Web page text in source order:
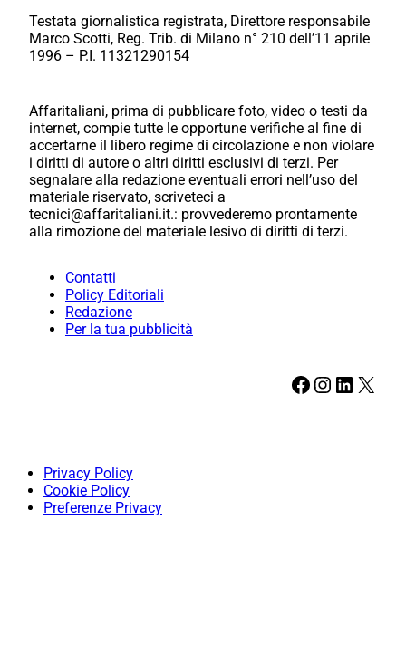
Testata giornalistica registrata, Direttore responsabile
Marco Scotti, Reg. Trib. di Milano n° 210 dell’11 aprile
1996 – P.I. 11321290154
Affaritaliani, prima di pubblicare foto, video o testi da
internet, compie tutte le opportune verifiche al fine di
accertarne il libero regime di circolazione e non violare
i diritti di autore o altri diritti esclusivi di terzi. Per
segnalare alla redazione eventuali errori nell’uso del
materiale riservato, scriveteci a
tecnici@affaritaliani.it.: provvederemo prontamente
alla rimozione del materiale lesivo di diritti di terzi.
Contatti
Policy Editoriali
Redazione
Per la tua pubblicità
Facebook Instagram LinkedIn X
Privacy Policy
Cookie Policy
Preferenze Privacy